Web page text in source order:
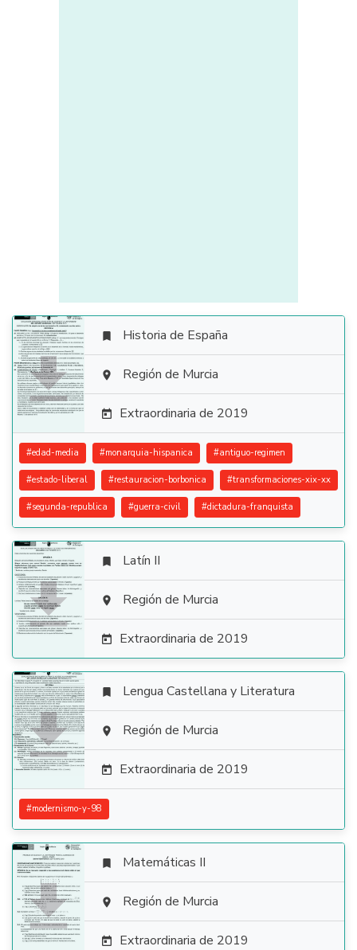

 Historia de España
 Región de Murcia
 Extraordinaria de 2019
#edad-media #monarquia-hispanica #antiguo-regimen
#estado-liberal #restauracion-borbonica #transformaciones-xix-xx
#segunda-republica #guerra-civil #dictadura-franquista

 Latín II
 Región de Murcia
 Extraordinaria de 2019

 Lengua Castellana y Literatura
 Región de Murcia
 Extraordinaria de 2019
#modernismo-y-98

 Matemáticas II
 Región de Murcia
 Extraordinaria de 2019